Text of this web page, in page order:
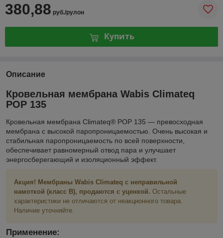
380,88 руб./рулон
Купить
Описание
Кровельная мембрана Wabis Climateq
POP 135
Кровельная мембрана Climateq® POP 135 — превосходная
мембрана с высокой паропроницаемостью. Очень высокая и
стабильная паропроницаемость по всей поверхности,
обеспечивает равномерный отвод пара и улучшает
энергосберегающий и изоляционный эффект.
Акция! Мембраны Wabis Climateq с неправильной
намоткой (класс B), продаются с уценкой. Остальные
характеристики не отличаются от неакционного товара.
Наличие уточняйте.
Применение: